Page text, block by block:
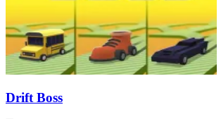
Drift Boss